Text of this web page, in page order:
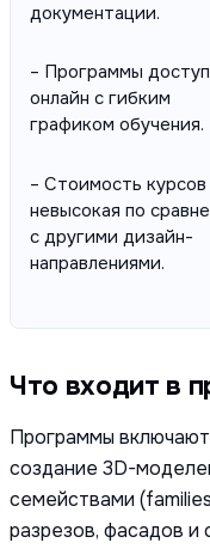
документации.
– Программы
онлайн с гибким
графиком обучения.
– Стоимость курсов
невысокая по
с другими дизайн-
направлениями.
Что входит в
Программы
создание 3D-
семействами
разрезов, фасадов и